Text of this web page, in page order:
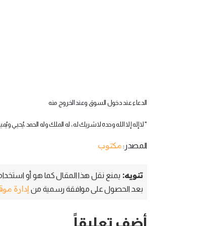
الدعاء عند دخول السوق وعند الخروج منه
" لاإله إلا الله وحده لاشريك له ، له الملك وله الحمد
المصدر:مكتوب
تنويه: يمنع نقل هذا المقال كما هو أو
بعد الحصول على موافقة رسمية من إدارة
أضف تعليقاً